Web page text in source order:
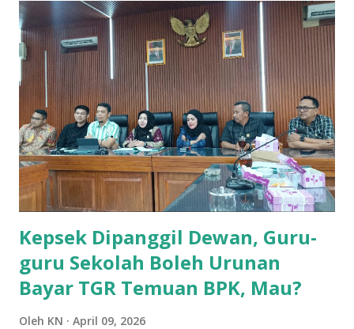
mungkin dapat tertidur, tetapi yang takut, dapat dipastikan
tidak dapat tidur, mungkin hanya sekedar hilang kantuknya
saja. Bagi yang sakit bisa merasa aman dan tidak
merasakan penyakitnya, akan tetapi bagi yang tidak
merasa aman, walaupun sehat, ia akan merasa terganggu
hidupnya. Secara etimologi perkataan aman berasal dari
bahasa Arab yang memiliki akar kata dan pengertian sama
dengan iman dan amanah . Tidak terlalu sulit menemukan
ketiga kata tersebut dalam al-Qur’an. A...
Kepsek Dipanggil Dewan, Guru-
guru Sekolah Boleh Urunan
Bayar TGR Temuan BPK, Mau?
Oleh KN April 09, 2026